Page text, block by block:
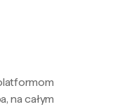
na całym